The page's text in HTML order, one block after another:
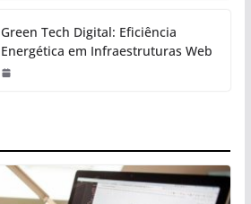
Green Tech Digital: Eficiência
Energética em Infraestruturas Web